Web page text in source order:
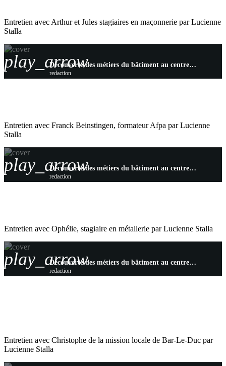
Entretien avec Arthur et Jules stagiaires en maçonnerie par Lucienne
Stalla
play_arrow Découverte des métiers du bâtiment au centre Afpa de Saint-Dizier pour les jeunes des missions locales
redaction
Entretien avec Franck Beinstingen, formateur Afpa par Lucienne
Stalla
play_arrow Découverte des métiers du bâtiment au centre Afpa de Saint-Dizier pour les jeunes des missions locales
redaction
Entretien avec Ophélie, stagiaire en métallerie par Lucienne Stalla
play_arrow Découverte des métiers du bâtiment au centre Afpa de Saint-Dizier pour les jeunes des missions locales
redaction
Entretien avec Christophe de la mission locale de Bar-Le-Duc par
Lucienne Stalla